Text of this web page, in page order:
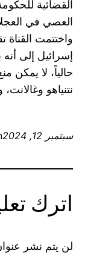
القضائية
العصي في
واختتمت القناة
إسرائيل إلى
حالياً، لا يمكن
نتنياهو
سبتمبر 12, 2024
اترك
لن يتم نشر